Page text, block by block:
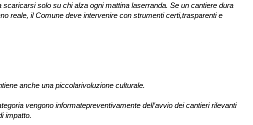
scaricarsi solo su chi alza ogni mattina laserranda. Se un cantiere dura
reale, il Comune deve intervenire con strumenti certi,trasparenti e
anche una piccolarivoluzione culturale.
vengono informatepreventivamente dell’avvio dei cantieri rilevanti
impatto.